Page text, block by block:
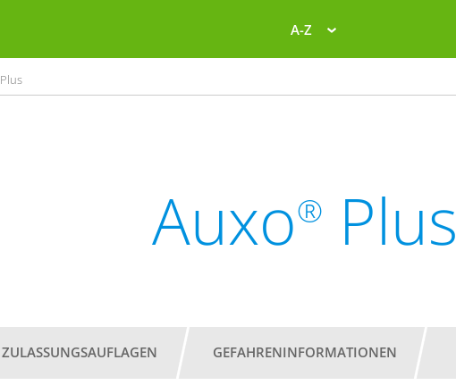
A-Z
Plus
Auxo® Plus
ZULASSUNGSAUFLAGEN GEFAHRENINFORMATIONEN